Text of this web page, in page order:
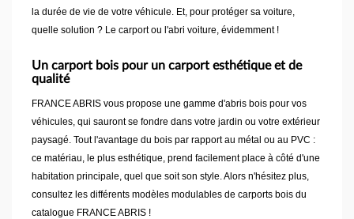
la durée de vie de votre véhicule. Et, pour protéger sa voiture,
quelle solution ? Le carport ou l'abri voiture, évidemment !
Un carport bois pour un carport esthétique et de
qualité
FRANCE ABRIS vous propose une gamme d'abris bois pour vos
véhicules, qui sauront se fondre dans votre jardin ou votre extérieur
paysagé. Tout l'avantage du bois par rapport au métal ou au PVC :
ce matériau, le plus esthétique, prend facilement place à côté d'une
habitation principale, quel que soit son style. Alors n'hésitez plus,
consultez les différents modèles modulables de carports bois du
catalogue FRANCE ABRIS !